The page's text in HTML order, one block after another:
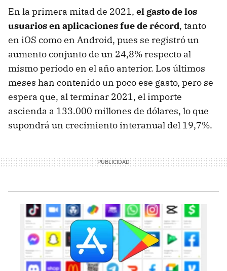
En la primera mitad de 2021, el gasto de los
usuarios en aplicaciones fue de récord, tanto
en iOS como en Android, pues se registró un
aumento conjunto de un 24,8% respecto al
mismo periodo en el año anterior. Los últimos
meses han contenido un poco ese gasto, pero se
espera que, al terminar 2021, el importe
ascienda a 133.000 millones de dólares, lo que
supondrá un crecimiento interanual del 19,7%.